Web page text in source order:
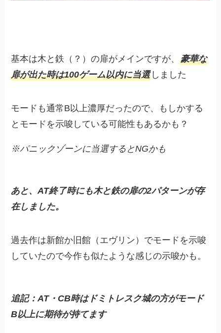
基本は木と鉄（？）の扉がメインですが、豪華な
扉が出た時は100ゲーム以内に当選 しました
モードも通常B以上濃厚だったので、もしかする
とモードを示唆している可能性もあるかも？
※パニックゾーンに当選するとNGかも
あと、AT終了時にも木と鉄の扉の2パターンが存
在しました。
過去作は新館か旧館（エヴリン）でモードを示唆
していたので今作も似たような感じの示唆かも。
追記：AT・CB時はドミトレスク城の方がモード
B以上に期待が持てます